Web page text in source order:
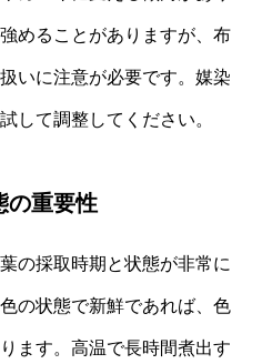
めることがありますが、布
いに注意が必要です。媒染
して調整してください。
の重要性
の採取時期と状態が非常に
の状態で新鮮であれば、色
ます。高温で長時間煮出す